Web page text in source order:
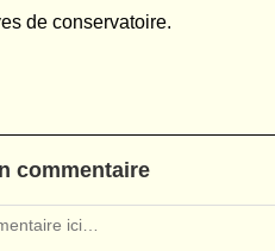
de conservatoire.
commentaire